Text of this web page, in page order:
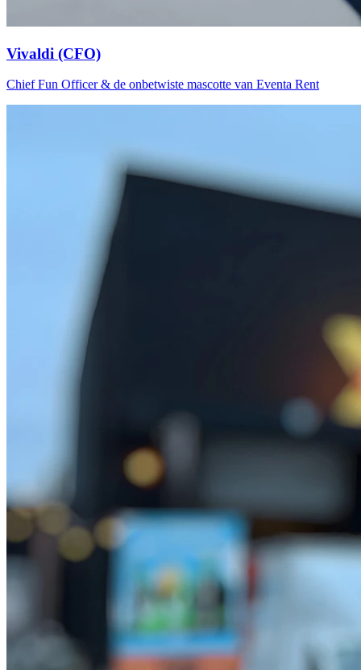
Vivaldi (CFO)
Chief Fun Officer & de onbetwiste mascotte van Eventa Rent